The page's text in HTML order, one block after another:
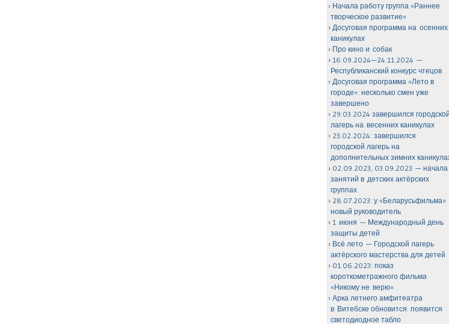
Начала работу группа «Раннее
творческое развитие»
Досуговая программа на осенних
каникулах
Про кино и собак
16.09.2024—24.11.2024 —
Республиканский конкурс чтецов
Досуговая программа «Лето в
городе»: несколько смен уже
завершено
29.03.2024 завершился
лагерь на весенних каникулах
23.02.2024: завершился
городской лагерь на
дополнительных зимних
02.09.2023, 03.09.2023 — начала
занятий в детских актёрских
группах
28.07.2023: у «Беларусьфильма»
новый руководитель
1 июня — Международный день
защиты детей
Всё лето — Городской лагерь
актёрского мастерства для детей
01.06.2023: показ
короткометражного фильма
«Никому не верю»
Арка летнего амфитеатра
в Витебске обновится: появится
светодиодное табло